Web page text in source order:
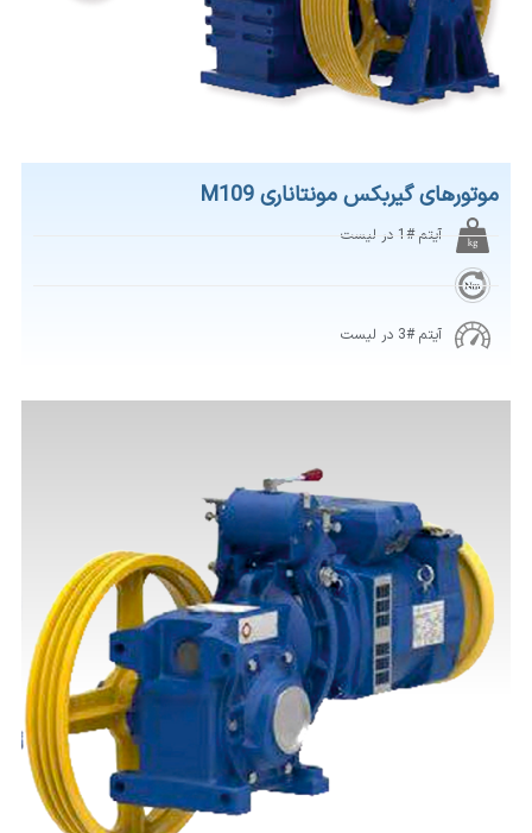
موتورهای گیربکس مونتاناری M109
آیتم #1 در لیست
آیتم #3 در لیست